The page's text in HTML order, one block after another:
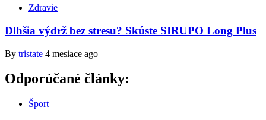
Zdravie
Dlhšia výdrž bez stresu? Skúste SIRUPO Long Plus
By tristate 4 mesiace ago
Odporúčané články:
Šport